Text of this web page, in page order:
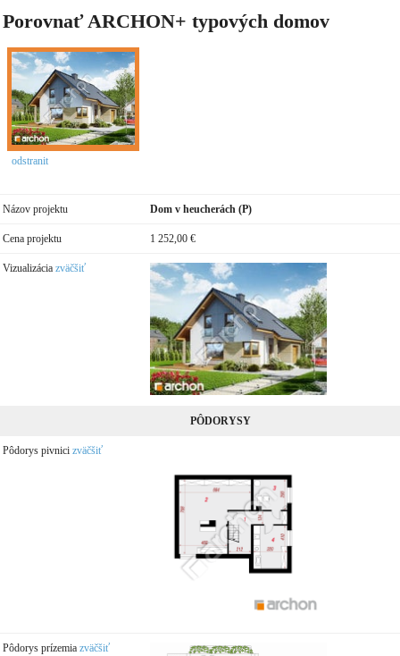
Porovnať ARCHON+ typových domov
odstranit
Názov projektu Dom v heucherách (P)
Cena projektu 1 252,00 €
Vizualizácia zväčšiť
PÔDORYSY
Pôdorys pivnici zväčšiť
Pôdorys prízemia zväčšiť